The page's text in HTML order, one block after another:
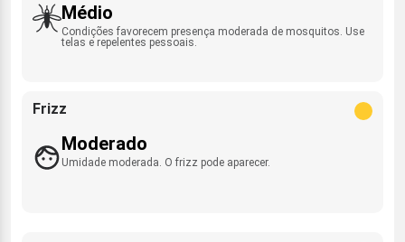
Médio
Condições favorecem presença moderada de mosquitos. Use
telas e repelentes pessoais.
Frizz
Moderado
Umidade moderada. O frizz pode aparecer.